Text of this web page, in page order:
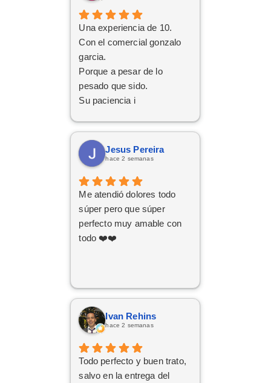
Una experiencia de 10.
Con el comercial gonzalo
garcia.
Porque a pesar de lo
pesado que sido.
Su paciencia i
Han cumplido el sueño de
mi familia
De tener el coche deseado.
cordial
personas asi.
Jesus Pereira
hace 2 semanas
Me atendió dolores todo
súper pero que súper
perfecto muy amable con
todo ❤️❤️
Ivan Rehins
hace 2 semanas
Todo perfecto y buen trato,
salvo en la entrega del